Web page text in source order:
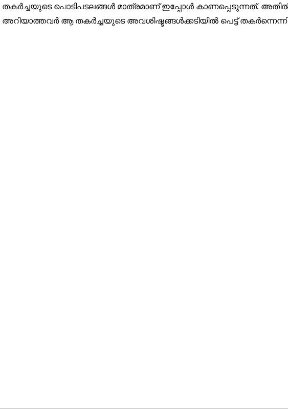
തകർച്ചയുടെ പൊടിപടലങ്ങൾ മാത്രമാണ് ഇപ്പോൾ കാണപ്പെടുന്നത്. അതിൽ
അറിയാത്തവർ ആ തകർച്ചയുടെ അവശിഷ്ടങ്ങൾക്കടിയിൽ പെട്ട്